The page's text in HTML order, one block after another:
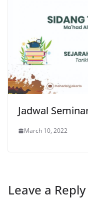
Jadwal
March 10, 2022
Leave a Reply